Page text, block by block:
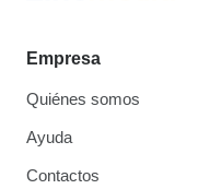
Empresa
Quiénes somos
Ayuda
Contactos